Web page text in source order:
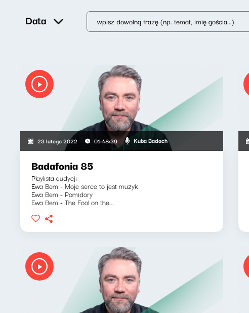
Data
23 lutego 2022 01:48:39 Kuba Badach
Badafonia 85
Playlista audycji:
Ewa Bem - Moje serce to jest muzyk
Ewa Bem - Pomidory
Ewa Bem - The Fool on the...